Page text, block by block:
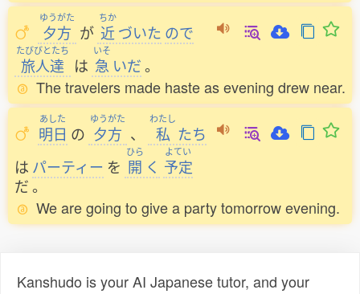
ゆうがた
夕方 が
ちか
近づいた ので
たびびとたち
旅人達 は
いそ
急 いだ。
The travelers made haste as evening drew near.
あした
明日 の
ゆうがた
夕方 、
わたし
私 たち
は パーティー を
ひら
開 く
よてい
予定
だ。
We are going to give a party tomorrow evening.
Kanshudo is your AI Japanese tutor, and your